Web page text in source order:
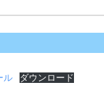
ル ダウンロード